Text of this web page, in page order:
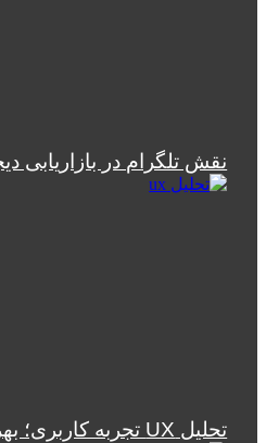
نقش تلگرام در بازاریابی
تحلیل UX تجربه کاربری؛ بهره‌وری بیشتر